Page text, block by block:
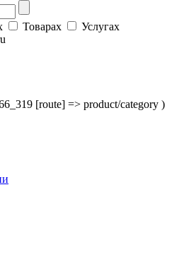
Товарах
Услугах
[route] => product/category )